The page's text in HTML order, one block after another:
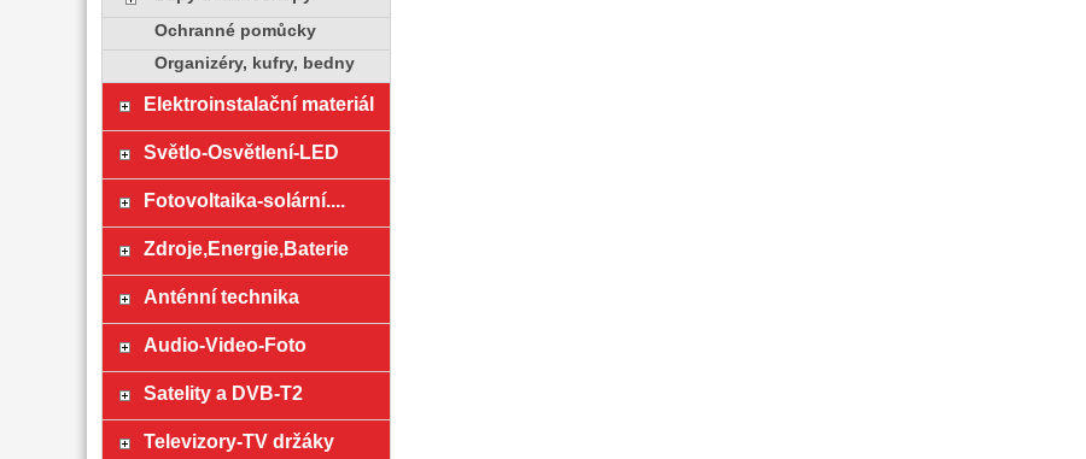
Ochranné pomůcky
Organizéry, kufry, bedny
Elektroinstalační materiál
Světlo-Osvětlení-LED
Fotovoltaika-solární....
Zdroje,Energie,Baterie
Anténní technika
Audio-Video-Foto
Satelity a DVB-T2
Televizory-TV držáky